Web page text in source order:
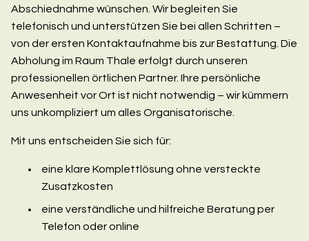
Abschiednahme wünschen. Wir begleiten Sie
telefonisch und unterstützen Sie bei allen Schritten –
von der ersten Kontaktaufnahme bis zur Bestattung. Die
Abholung im Raum Thale erfolgt durch unseren
professionellen örtlichen Partner. Ihre persönliche
Anwesenheit vor Ort ist nicht notwendig – wir kümmern
uns unkompliziert um alles Organisatorische.
Mit uns entscheiden Sie sich für:
eine klare Komplettlösung ohne versteckte
Zusatzkosten
eine verständliche und hilfreiche Beratung per
Telefon oder online